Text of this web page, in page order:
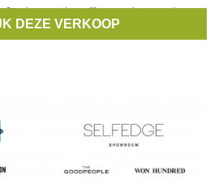
shopt ook stoffen op deze verkoop.
ecologisch hemden label.
DEZE VERKOOP